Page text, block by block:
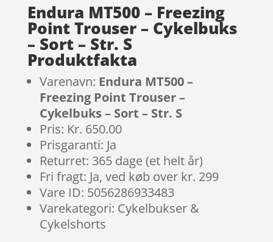
Endura MT500 – Freezing
Point Trouser – Cykelbuks
– Sort – Str. S
Produktfakta
Varenavn: Endura MT500 –
Freezing Point Trouser –
Cykelbuks – Sort – Str. S
Pris: Kr. 650.00
Prisgaranti: Ja
Returret: 365 dage (et helt år)
Fri fragt: Ja, ved køb over kr. 299
Vare ID: 5056286933483
Varekategori: Cykelbukser &
Cykelshorts